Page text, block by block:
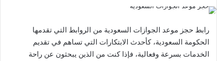
رابط حجز موعد الجوازات السعودية من الروابط التي تقدمها
الحكومة السعودية، كأحدث الابتكارات التي تساهم في تقديم
الخدمات بسرعة وفعالية، فإذا كنت من الذين يبحثون عن راحة